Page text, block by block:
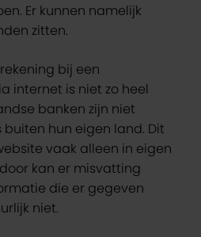
Er kunnen namelijk
zitten.
bij een
internet is niet zo heel
banken zijn niet
hun eigen land. Dit
vaak alleen in eigen
kan er misvatting
die er gegeven
niet.